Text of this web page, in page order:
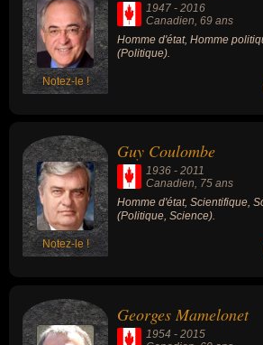
Notez-le !
1947 - 2016
Canadien , 69 ans
Homme d'état, Homme
(Politique).
Notez-le !
Guy Coulombe
1936 - 2011
Canadien, 75 ans
Homme d'état, Scientifique,
(Politique, Science).
Georges Mamelonet
1954 - 2015